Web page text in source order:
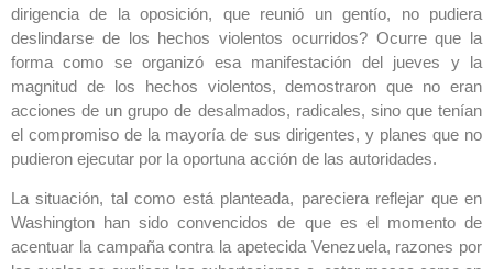
dirigencia de la oposición, que reunió un gentío, no pudiera
deslindarse de los hechos violentos ocurridos? Ocurre que la
forma como se organizó esa manifestación del jueves y la
magnitud de los hechos violentos, demostraron que no eran
acciones de un grupo de desalmados, radicales, sino que tenían
el compromiso de la mayoría de sus dirigentes, y planes que no
pudieron ejecutar por la oportuna acción de las autoridades.
La situación, tal como está planteada, pareciera reflejar que en
Washington han sido convencidos de que es el momento de
acentuar la campaña contra la apetecida Venezuela, razones por